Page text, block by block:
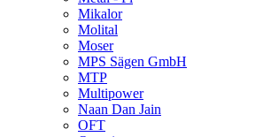
Mikalor
Molital
Moser
MPS Sägen GmbH
MTP
Multipower
Naan Dan Jain
OFT